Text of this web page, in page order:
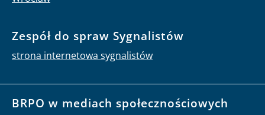
Zespół do spraw Sygnalistów
strona internetowa sygnalistów
BRPO w mediach społecznościowych